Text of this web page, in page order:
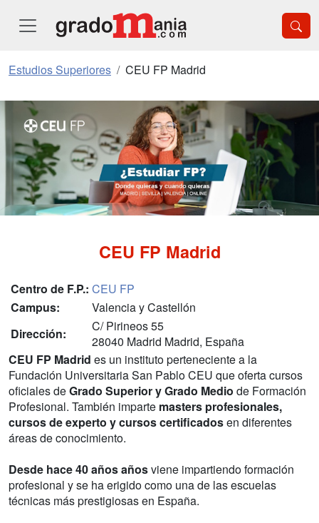
Estudios Superiores CEU FP Madrid
CEU FP Madrid
Centro de F.P.: CEU FP
Campus:
Valencia y Castellón
Dirección:
C/ Pirineos 55
28040 Madrid Madrid, España
CEU FP Madrid es un instituto perteneciente a la
Fundación Universitaria San Pablo CEU que oferta cursos
oficiales deGrado Superior y Grado Medio de Formación
Profesional. También imparte masters profesionales,
cursos de experto y cursos certificadosen diferentes
áreas de conocimiento.
Desde hace 40 años añosviene impartiendo formación
profesional y se ha erigido como una de las escuelas
técnicas más prestigiosas en España.